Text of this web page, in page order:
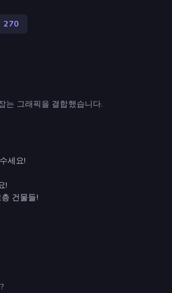
270
는 그래픽을 결합했습니다.
세요!
!
건물들!